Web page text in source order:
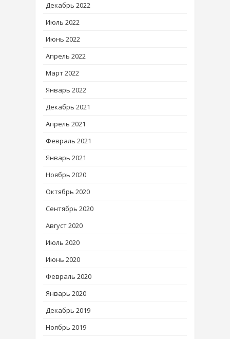
Декабрь 2022
Июль 2022
Июнь 2022
Апрель 2022
Март 2022
Январь 2022
Декабрь 2021
Апрель 2021
Февраль 2021
Январь 2021
Ноябрь 2020
Октябрь 2020
Сентябрь 2020
Август 2020
Июль 2020
Июнь 2020
Февраль 2020
Январь 2020
Декабрь 2019
Ноябрь 2019